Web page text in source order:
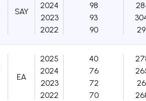
SAY
2024
2023
2022
98
93
90
EA
2025
2024
2023
2022
40
76
72
70